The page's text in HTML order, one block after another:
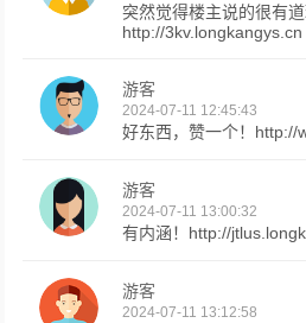
突然觉得楼主说的很有道
http://3kv.longkangys.cn
游客
2024-07-11 12:45:43
好东西，赞一个！http://
游客
2024-07-11 13:00:32
有内涵！http://
游客
2024-07-11 13:12:58